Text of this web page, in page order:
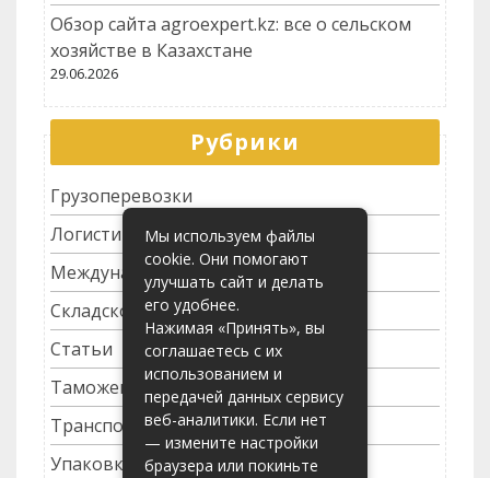
Обзор сайта agroexpert.kz: все о сельском
хозяйстве в Казахстане
29.06.2026
Рубрики
Грузоперевозки
Логистика
Международные перевозки
Складское хозяйство
Статьи
Таможенное оформление
Транспортные услуги
Упаковка грузов
Мы используем файлы
cookie. Они помогают
улучшать сайт и делать
его удобнее.
Нажимая «Принять», вы
соглашаетесь с их
использованием и
передачей данных сервису
веб-аналитики. Если нет
— измените настройки
браузера или покиньте